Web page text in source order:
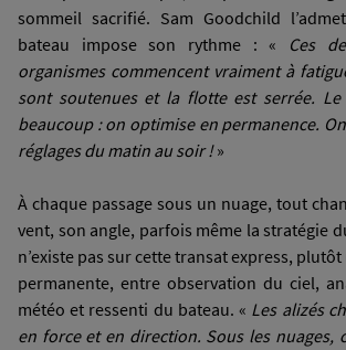
sommeil sacrifié. Sam Goodchild
bateau impose son rythme : « Ces
organismes commencent vraiment à
sont soutenues et la flotte est serrée. Le
beaucoup : on optimise en permanence.
réglages du matin au soir ! »
À chaque passage sous un nuage, tout
vent, son angle, parfois même la stratégie
n’existe pas sur cette transat express,
permanente, entre observation du ciel,
météo et ressenti du bateau. « Les alizés
en force et en direction. Sous les nuages,